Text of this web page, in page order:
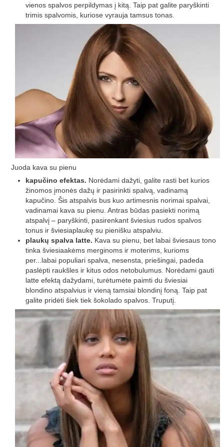
vienos spalvos perpildymas į kitą. Taip pat galite paryškinti
trimis spalvomis, kuriose vyrauja tamsus tonas.
Juoda kava su pienu
kapučino efektas. Norėdami dažyti, galite rasti bet kurios
žinomos įmonės dažų ir pasirinkti spalvą, vadinamą
kapučino. Šis atspalvis bus kuo artimesnis norimai spalvai,
vadinamai kava su pienu. Antras būdas pasiekti norimą
atspalvį – paryškinti, pasirenkant šviesius rudos spalvos
tonus ir šviesiaplaukę su pienišku atspalviu.
plaukų spalva latte. Kava su pienu, bet labai šviesaus tono
tinka šviesiaakėms merginoms ir moterims, kurioms
per...labai populiari spalva, nesensta, priešingai, padeda
paslėpti raukšles ir kitus odos netobulumus. Norėdami gauti
latte efektą dažydami, turėtumėte paimti du šviesiai
blondino atspalvius ir vieną tamsiai blondinį foną. Taip pat
galite pridėti šiek tiek šokolado spalvos. Truputį.